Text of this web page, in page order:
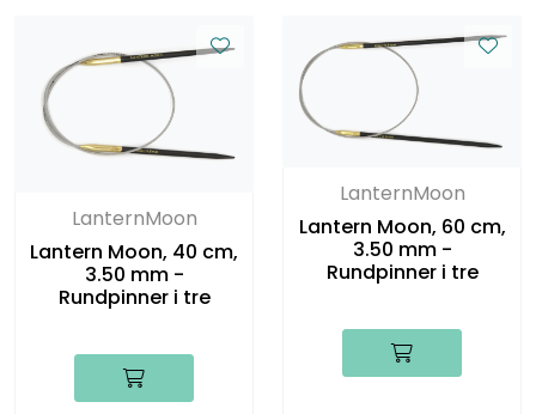
LanternMoon
Lantern Moon, 40 cm,
3.50 mm -
Rundpinner i tre
LanternMoon
Lantern Moon, 60 cm,
3.50 mm -
Rundpinner i tre